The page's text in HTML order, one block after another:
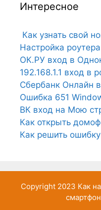
Интересное
Как узнать свой
Настройка
ОК.РУ вход в
192.168.1.1 вход в
Сбербанк Онлайн
Ошибка 651
ВК вход на Мою
Как открыть
Как решить
Copyright 2023 Как